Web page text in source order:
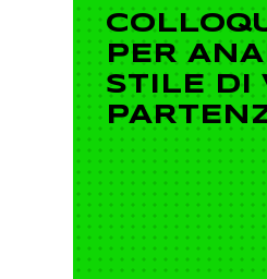
PER
STILE DI